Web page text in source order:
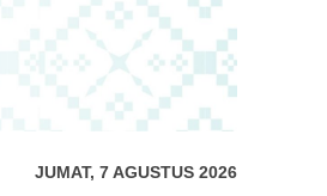
JUMAT, 7 AGUSTUS 2026